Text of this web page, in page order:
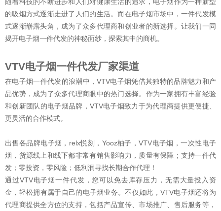
随着科技的不断进步和人们对健康生活的追求，电子烟作为一种新型
的吸烟方式逐渐走进了人们的生活。而在电子烟市场中，一件代发模
式逐渐崭露头角，成为了众多代理商和创业者的新选择。让我们一同
揭开电子烟一件代发的神秘面纱，探索其中的商机。
VTV电子烟一件代发厂家渠道
在电子烟一件代发的浪潮中，VTV电子烟凭借其独特的品牌魅力和产
品优势，成为了众多代理商眼中的热门选择。作为一家拥有丰富经验
和创新团队的电子烟品牌，VTV电子烟致力于为代理商提供更便捷、
更灵活的合作模式。
出售各品牌电子烟，relx悦刻，Yooz柚子，VTV电子烟，一次性电子
烟，货源线上和线下都非常有销售影响力，质量有保障；支持一件代
发；零投资，零风险；低利润寻找长期合作代理！
通过VTV电子烟一件代发，您可以免去库存压力，无需大量投入资
金，轻松拥有属于自己的电子烟业务。不仅如此，VTV电子烟还将为
代理商提供全方位的支持，包括产品宣传、市场推广、售后服务等，